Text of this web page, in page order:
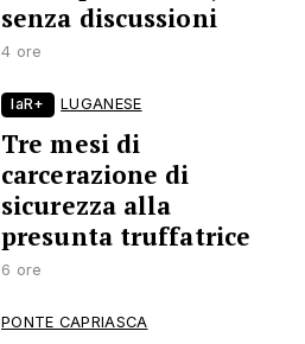
senza discussioni
4 ore
laR+ LUGANESE
Tre mesi di
carcerazione di
sicurezza alla
presunta truffatrice
6 ore
PONTE CAPRIASCA